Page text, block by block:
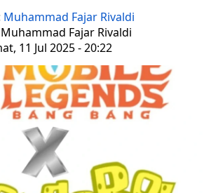
Muhammad Fajar Rivaldi
Fajar Rivaldi
11 Jul 2025 - 20:22